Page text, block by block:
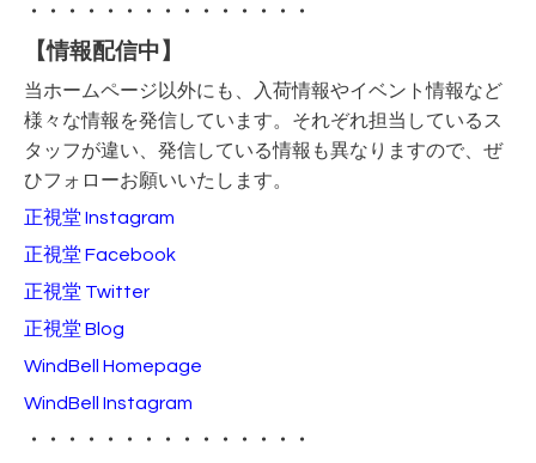
・・・・・・・・・・・・・・・
【情報配信中】
当ホームページ以外にも、入荷情報やイベント情報など
様々な情報を発信しています。それぞれ担当しているス
タッフが違い、発信している情報も異なりますので、ぜ
ひフォローお願いいたします。
正視堂 Instagram
正視堂 Facebook
正視堂 Twitter
正視堂 Blog
WindBell Homepage
WindBell Instagram
・・・・・・・・・・・・・・・